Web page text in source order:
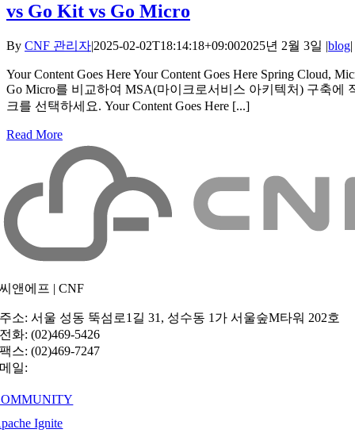
vs Go Kit vs Go Micro
By CNF 관리자|2025-02-02T18:14:18+09:002025년 2월 3일 |blog|
Your Content Goes Here Your Content Goes Here Spring Cloud,
Go Micro를 비교하여 MSA(마이크로서비스 아키텍처) 구축에
크를 선택하세요. Your Content Goes Here [...]
Read More
씨앤에프 | CNF
주소: 서울 성동 뚝섬로1길 31, 성수동 1가 서울숲M타워 202호
전화: (02)469-5426
팩스: (02)469-7247
메일:
Ignite